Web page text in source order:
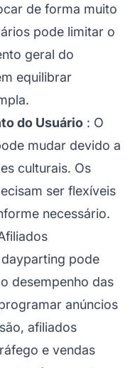
de forma muito
pode limitar o
geral do
equilibrar
do Usuário : O
mudar devido a
culturais. Os
ser flexíveis
necessário.
pode
desempenho das
anúncios
afiliados
e vendas